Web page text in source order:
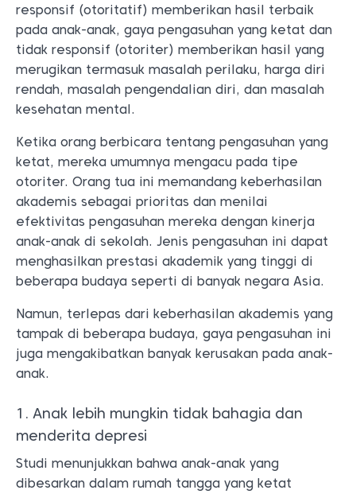
responsif (otoritatif) memberikan hasil terbaik
pada anak-anak, gaya pengasuhan yang ketat dan
tidak responsif (otoriter) memberikan hasil yang
merugikan termasuk masalah perilaku, harga diri
rendah, masalah pengendalian diri, dan masalah
kesehatan mental.
Ketika orang berbicara tentang pengasuhan yang
ketat, mereka umumnya mengacu pada tipe
otoriter. Orang tua ini memandang keberhasilan
akademis sebagai prioritas dan menilai
efektivitas pengasuhan mereka dengan kinerja
anak-anak di sekolah. Jenis pengasuhan ini dapat
menghasilkan prestasi akademik yang tinggi di
beberapa budaya seperti di banyak negara Asia.
Namun, terlepas dari keberhasilan akademis yang
tampak di beberapa budaya, gaya pengasuhan ini
juga mengakibatkan banyak kerusakan pada anak-
anak.
1. Anak lebih mungkin tidak bahagia dan
menderita depresi
Studi menunjukkan bahwa anak-anak yang
dibesarkan dalam rumah tangga yang ketat